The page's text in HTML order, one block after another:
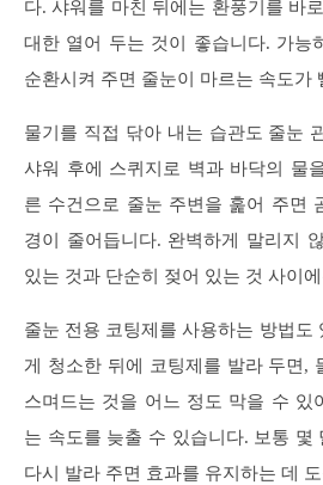
다. 샤워를 마친 뒤에는 환풍기를 바
대한 열어 두는 것이 좋습니다. 가능
순환시켜 주면 줄눈이 마르는 속도가
물기를 직접 닦아 내는 습관도 줄눈
샤워 후에 스퀴지로 벽과 바닥의 물
른 수건으로 줄눈 주변을 훑어 주면
경이 줄어듭니다. 완벽하게 말리지
있는 것과 단순히 젖어 있는 것 사이
줄눈 전용 코팅제를 사용하는 방법도
게 청소한 뒤에 코팅제를 발라 두면,
스며드는 것을 어느 정도 막을 수 있
는 속도를 늦출 수 있습니다. 보통 몇
다시 발라 주면 효과를 유지하는 데